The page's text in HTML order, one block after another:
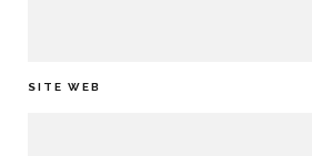
SITE WEB